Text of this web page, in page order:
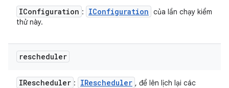
IConfiguration : IConfiguration của lần chạy kiểm
thử này.
rescheduler
IRescheduler : IRescheduler , để lên lịch lại các